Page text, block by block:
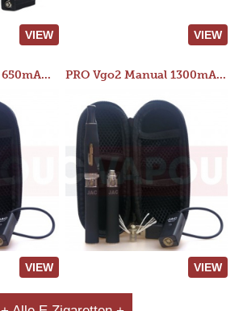
VIEW VIEW
PRO Vgo2 Manual 650mAh Kit
VIEW
PRO Vgo2 Manual 1300mAh Kit
VIEW